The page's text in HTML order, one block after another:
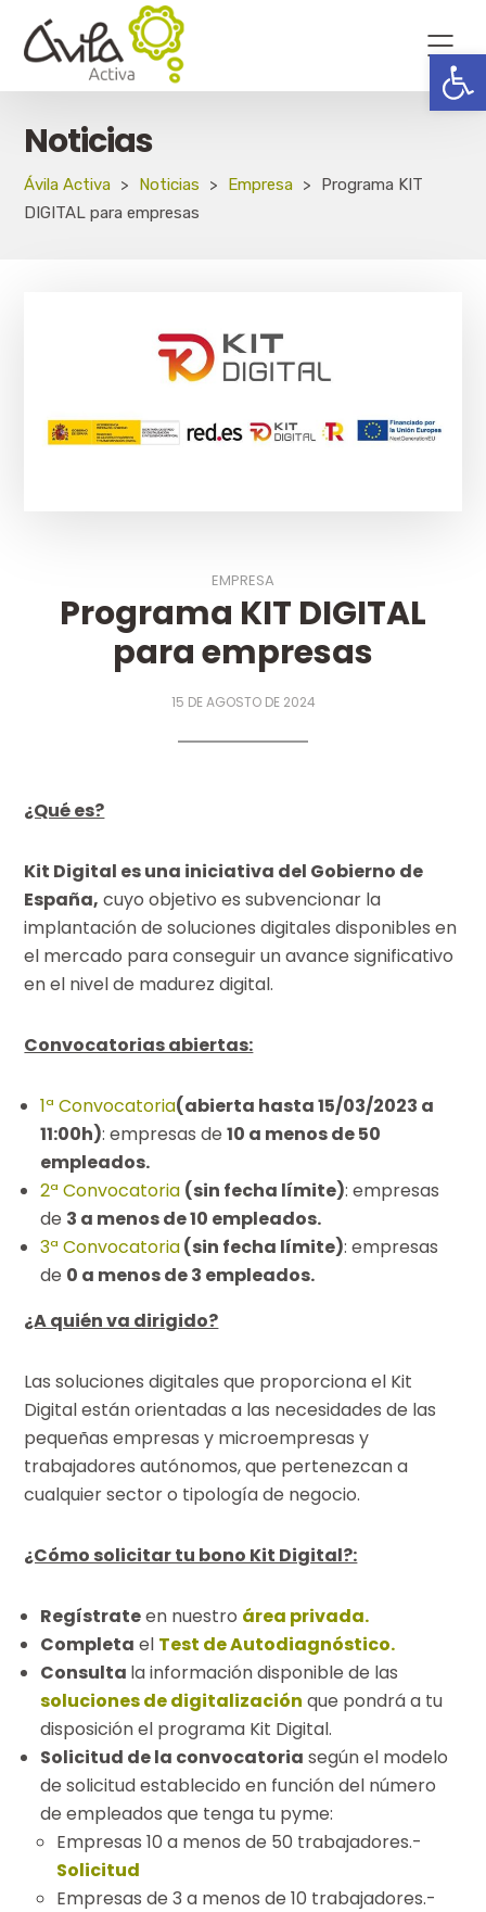
Noticias
Ávila Activa > Noticias > Empresa >
Programa KIT
DIGITAL para empresas
EMPRESA
Programa KIT DIGITAL
para empresas
15 DE AGOSTO DE 2024
¿Qué es?
Kit Digital es una iniciativa del Gobierno de
España, cuyo objetivo es subvencionar la
implantación de soluciones digitales disponibles en
el mercado para conseguir un avance significativo
en el nivel de madurez digital.
Convocatorias abiertas:
1ª Convocatoria(abierta hasta 15/03/2023 a
11:00h): empresas de10 a menos de 50
empleados.
2ª Convocatoria (sin fecha límite): empresas
de 3 a menos de 10 empleados.
3ª Convocatoria(sin fecha límite): empresas
de 0 a menos de 3 empleados.
¿A quién va dirigido?
Las soluciones digitales que proporciona el Kit
Digital están orientadas a las necesidades de las
pequeñas empresas y microempresas y
trabajadores autónomos, que pertenezcan a
cualquier sector o tipología de negocio.
¿Cómo solicitar tu bono Kit Digital?:
Regístrateen nuestro área privada.
Completa el Test de Autodiagnóstico.
Consulta la información disponible de las
soluciones de digitalización que pondrá a tu
disposición el programa Kit Digital.
Solicitud de la convocatoria según el modelo
de solicitud establecido en función del número
de empleados que tenga tu pyme:
Empresas 10 a menos de 50 trabajadores.-
Solicitud
Empresas de 3 a menos de 10 trabajadores.-